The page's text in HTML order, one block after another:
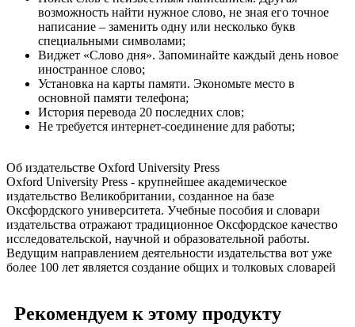
возможность найти нужное слово, не зная его точное
написание – заменить одну или несколько букв
специальными символами;
Виджет «Слово дня». Запоминайте каждый день новое
иностранное слово;
Установка на карты памяти. Экономьте место в
основной памяти телефона;
История перевода 20 последних слов;
Не требуется интернет-соединение для работы;
Об издательстве Oxford University Press
Oxford University Press - крупнейшее академическое
издательство Великобритании, созданное на базе
Оксфордского университета. Учебные пособия и словари
издательства отражают традиционное Оксфордское качество
исследовательской, научной и образовательной работы.
Ведущим направлением деятельности издательства вот уже
более 100 лет является создание общих и толковых словарей
Рекомендуем к этому продукту